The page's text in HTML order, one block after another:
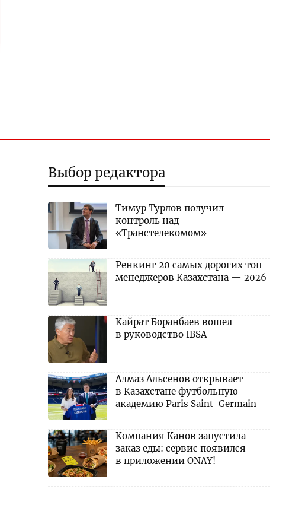
Выбор редактора
Тимур Турлов получил
контроль над
«Транстелекомом»
Ренкинг 20 самых дорогих топ-
менеджеров Казахстана — 2026
Кайрат Боранбаев вошел
в руководство IBSA
Алмаз Альсенов открывает
в Казахстане футбольную
академию Paris Saint-Germain
Компания Канов запустила
заказ еды: сервис появился
в приложении ONAY!